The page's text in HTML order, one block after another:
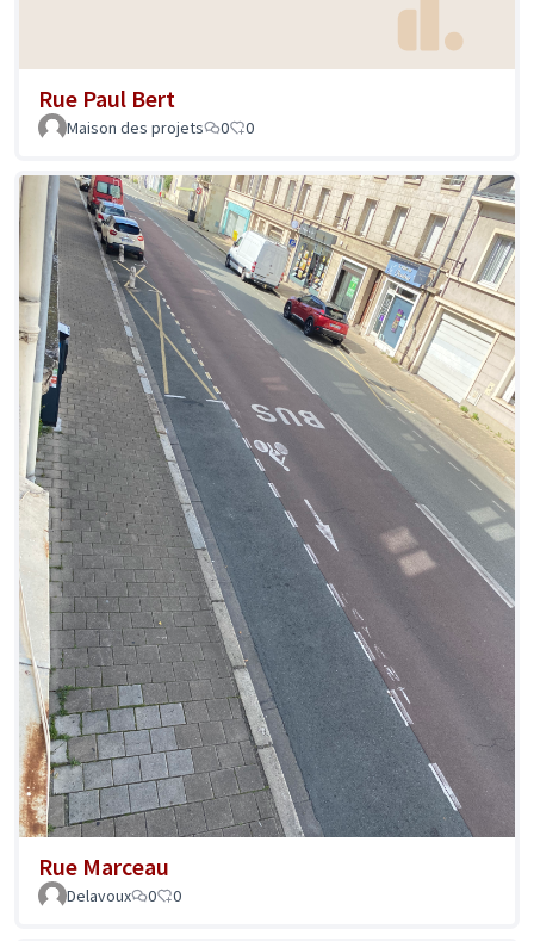
Rue Paul Bert
Maison des projets 0 0
Rue Marceau
Delavoux 0 0